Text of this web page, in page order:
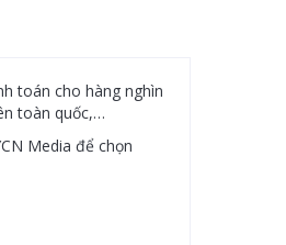
toán cho hàng nghìn
toàn quốc,…
Media để chọn